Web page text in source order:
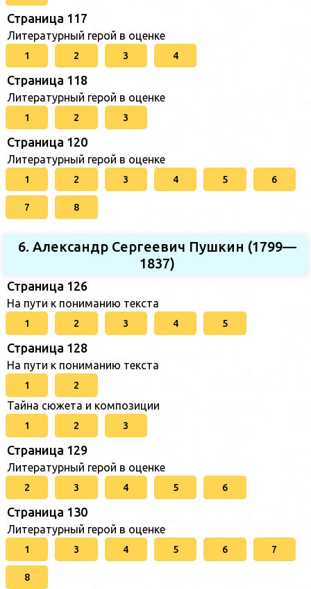
Страница 117
Литературный герой в оценке
1 2 3 4
Страница 118
Литературный герой в оценке
1 2 3
Страница 120
Литературный герой в оценке
1 2 3 4 5 6
7 8
6. Александр Сергеевич Пушкин (1799—
1837)
Страница 126
На пути к пониманию текста
1 2 3 4 5
Страница 128
На пути к пониманию текста
1 2
Тайна сюжета и композиции
1 2 3
Страница 129
Литературный герой в оценке
2 3 4 5 6
Страница 130
Литературный герой в оценке
1 3 4 5 6 7
8